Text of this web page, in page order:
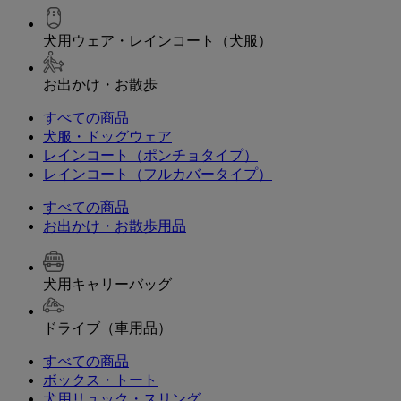
犬用ウェア・レインコート（犬服）
お出かけ・お散歩
すべての商品
犬服・ドッグウェア
レインコート（ポンチョタイプ）
レインコート（フルカバータイプ）
すべての商品
お出かけ・お散歩用品
犬用キャリーバッグ
ドライブ（車用品）
すべての商品
ボックス・トート